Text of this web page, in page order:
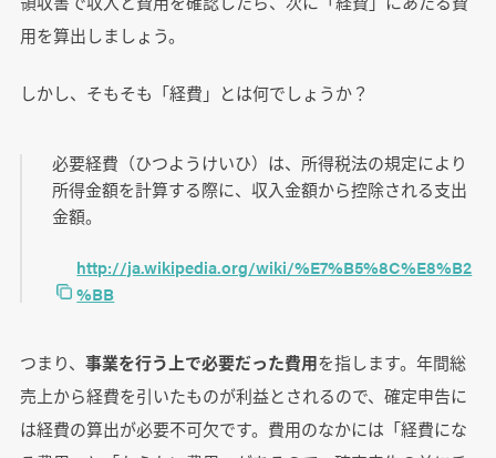
用を算出しましょう。
しかし、そもそも「経費」とは何でしょうか？
必要経費（ひつようけいひ）は、所得税法の規定により
所得金額を計算する際に、収入金額から控除される支出
金額。
http://ja.wikipedia.org/wiki/%E7%B5%8C%E8%B2
%BB
つまり、 事業を行う上で必要だった費用を指します。年間総
売上から経費を引いたものが利益とされるので、確定申告に
は経費の算出が必要不可欠です。費用のなかには「経費にな